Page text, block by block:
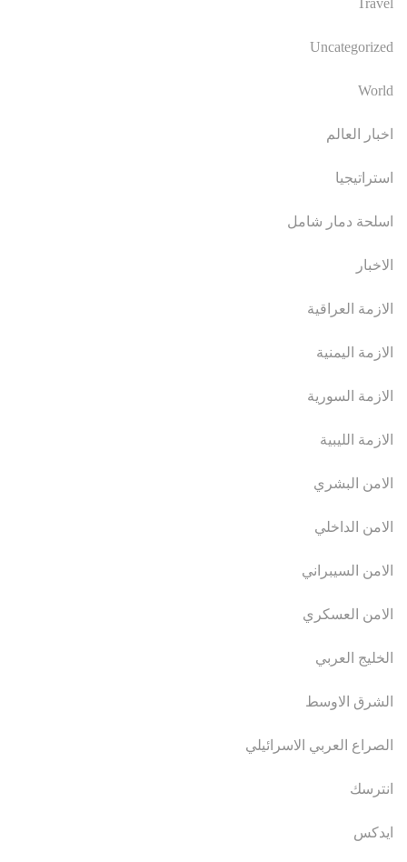
Travel
Uncategorized
World
اخبار العالم
استراتيجيا
اسلحة دمار شامل
الاخبار
الازمة العراقية
الازمة اليمنية
الازمة السورية
الازمة الليبية
الامن البشري
الامن الداخلي
الامن السيبراني
الامن العسكري
الخليج العربي
الشرق الاوسط
الصراع العربي الاسرائيلي
انترسك
ايدكس